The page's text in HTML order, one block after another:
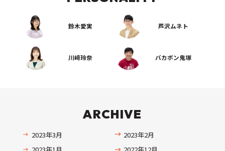
鈴木愛実 芦沢ムネト
川﨑玲奈 バカボン鬼塚
ARCHIVE
2023年3月
2023年2月